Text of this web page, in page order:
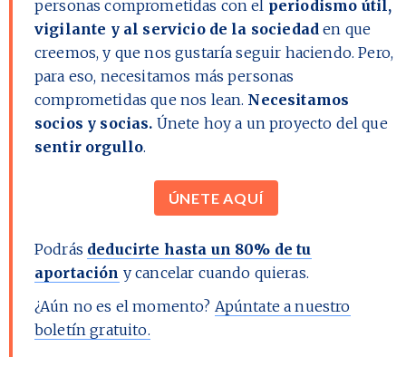
personas comprometidas con el periodismo útil,
vigilante y al servicio de la sociedad en que
creemos, y que nos gustaría seguir haciendo. Pero,
para eso, necesitamos más personas
comprometidas que nos lean. Necesitamos
socios y socias. Únete hoy a un proyecto del que
sentir orgullo.
ÚNETE AQUÍ
Podrás deducirte hasta un 80% de tu
aportación y cancelar cuando quieras.
¿Aún no es el momento? Apúntate a nuestro
boletín gratuito.